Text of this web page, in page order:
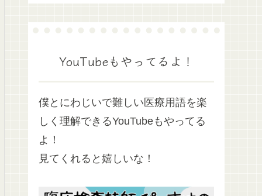
YouTubeもやってるよ！
僕とにわじいで難しい医療用語を楽
しく理解できるYouTubeもやってる
よ！
見てくれると嬉しいな！